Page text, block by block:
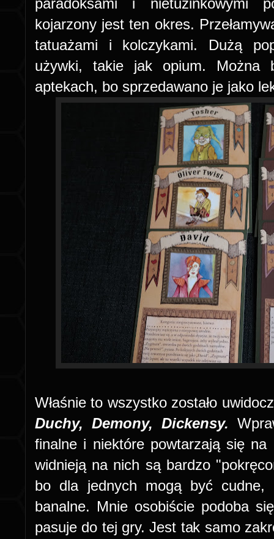
paradoksami i nietuzinkowymi
kojarzony jest ten okres.
tatuażami i kolczykami. Dużą
używki, takie jak opium. Można
aptekach, bo sprzedawano je jako
Właśnie to wszystko zostało
Duchy, Demony, Dickensy.
finalne i niektóre powtarzają się
widnieją na nich są bardzo
bo dla jednych mogą być
banalne. Mnie osobiście podoba
pasuje do tej gry. Jest tak samo